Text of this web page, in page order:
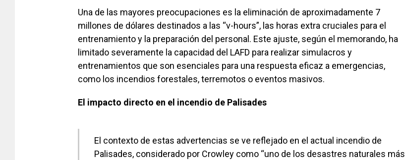
Una de las mayores preocupaciones es la eliminación de aproximadamente 7
millones de dólares destinados a las “v-hours”, las horas extra cruciales para el
entrenamiento y la preparación del personal. Este ajuste, según el memorando, ha
limitado severamente la capacidad del LAFD para realizar simulacros y
entrenamientos que son esenciales para una respuesta eficaz a emergencias,
como los incendios forestales, terremotos o eventos masivos.
El impacto directo en el incendio de Palisades
El contexto de estas advertencias se ve reflejado en el actual incendio de
Palisades, considerado por Crowley como “uno de los desastres naturales más